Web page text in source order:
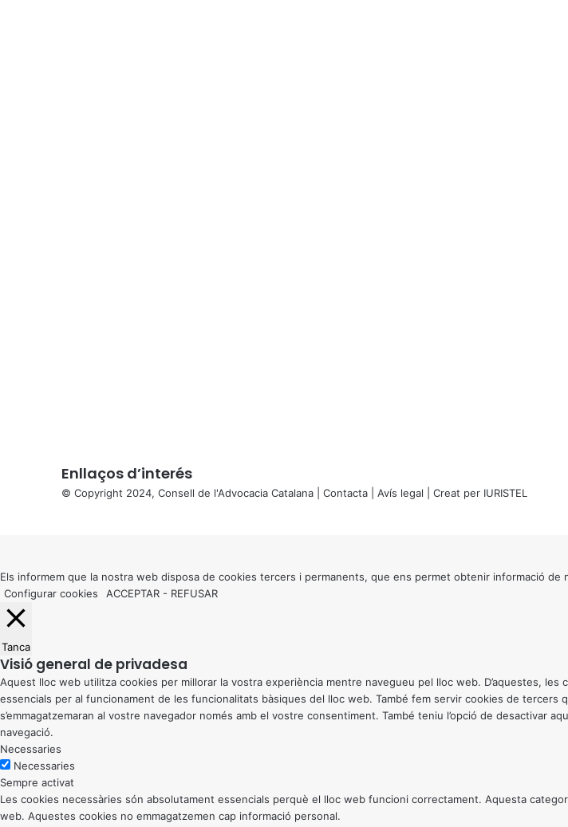
Enllaços d’interés
© Copyright 2024, Consell de l'Advocacia Catalana | Contacta Avís legal | Creat per IURISTEL
button
Els informem que la nostra web disposa de cookies tercers i permanents, que ens permet obtenir informació
Configurar cookies
ACCEPTAR - REFUSAR
Tanca
Visió general de privadesa
Aquest lloc web utilitza cookies per millorar la vostra experiència mentre navegueu pel lloc web. D’aquestes,
essencials per al funcionament de les funcionalitats bàsiques del lloc web. També fem servir cookies de
s’emmagatzemaran al vostre navegador només amb el vostre consentiment. També teniu l’opció de desactivar
navegació.
Necessaries
Necessaries
Sempre activat
Les cookies necessàries són absolutament essencials perquè el lloc web funcioni correctament. Aquesta
web. Aquestes cookies no emmagatzemen cap informació personal.